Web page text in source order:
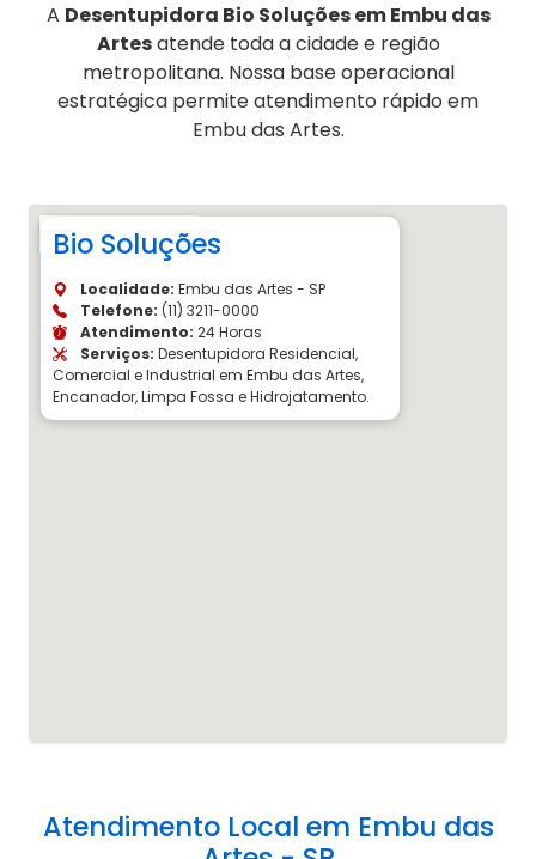
A Desentupidora Bio Soluções em Embu das
Artesatende toda a cidade e região
metropolitana. Nossa base operacional
estratégica permite atendimento rápido em
Embu das Artes.
Bio Soluções
Localidade: Embu das Artes - SP
Telefone: (11) 3211-0000
Atendimento: 24 Horas
Serviços: Desentupidora Residencial,
Comercial e Industrial em Embu das Artes,
Encanador, Limpa Fossa e Hidrojatamento.
Atendimento Local em Embu das